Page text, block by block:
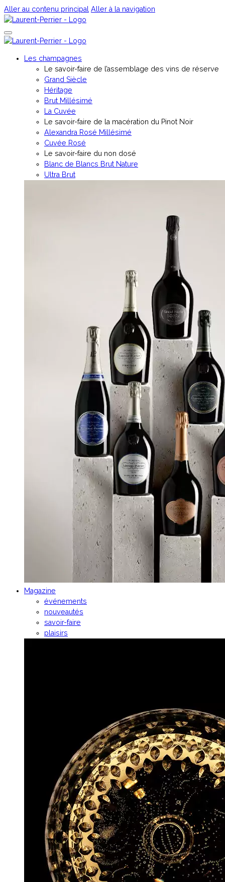
Aller au contenu principal Aller à la navigation
Les champagnes
Le savoir-faire de l’assemblage des vins de réserve
Grand Siècle
Héritage
Brut Millésimé
La Cuvée
Le savoir-faire de la macération du Pinot Noir
Alexandra Rosé Millésimé
Cuvée Rosé
⁠Le savoir-faire du non dosé
Blanc de Blancs Brut Nature
Ultra Brut
Magazine
événements
nouveautés
savoir-faire
plaisirs